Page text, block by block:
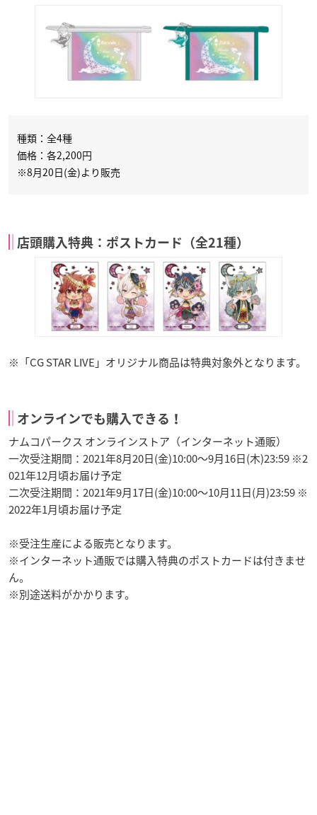
種類：全4種
価格：各2,200円
※8月20日(金)より販売
店頭購入特典：ポストカード（全21種）
※「CG STAR LIVE」オリジナル商品は特典対象外となります。
オンラインでも購入できる！
ナムコパークス オンラインストア（インターネット通販）
一次受注期間：2021年8月20日(金)10:00～9月16日(木)23:59 ※2
021年12月頃お届け予定
二次受注期間：2021年9月17日(金)10:00～10月11日(月)23:59 ※
2022年1月頃お届け予定
※受注生産による販売となります。
※インターネット通販では購入特典のポストカードは付きませ
ん。
※別途送料がかかります。